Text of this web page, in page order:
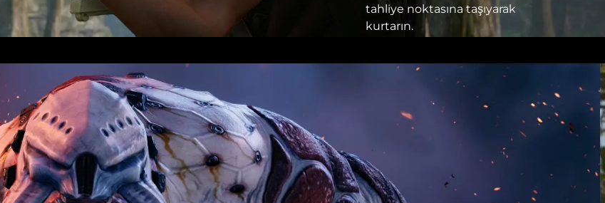
tahliye noktasına taşıyarak
kurtarın.